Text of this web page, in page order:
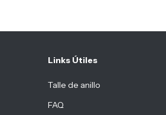
Links Útiles
Talle de anillo
FAQ